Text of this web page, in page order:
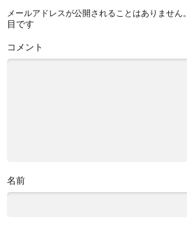
メールアドレスが公開されることはありません。
目です
コメント
名前